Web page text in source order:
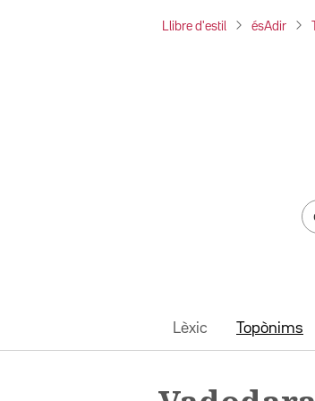
Llibre d'estil ésAdir
Lèxic Topònims